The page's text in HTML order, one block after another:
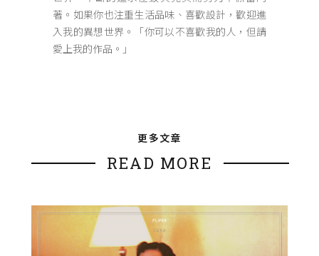
著。如果你也注重生活品味、喜歡設計，歡迎進
入我的異想世界。「你可以不喜歡我的人，但請
愛上我的作品。」
更多文章
READ MORE